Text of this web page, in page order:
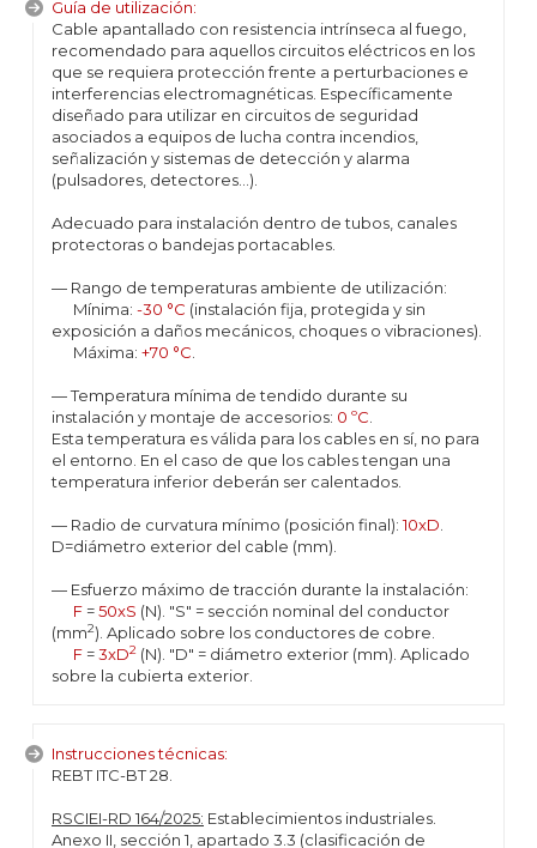
Guía de utilización:
Cable apantallado con resistencia intrínseca al fuego,
recomendado para aquellos circuitos eléctricos en los
que se requiera protección frente a perturbaciones e
interferencias electromagnéticas. Específicamente
diseñado para utilizar en circuitos de seguridad
asociados a equipos de lucha contra incendios,
señalización y sistemas de detección y alarma
(pulsadores, detectores...).
Adecuado para instalación dentro de tubos, canales
protectoras o bandejas portacables.
— Rango de temperaturas ambiente de utilización:
Mínima: -30 °C (instalación fija, protegida y sin
exposición a daños mecánicos, choques o vibraciones).
Máxima: +70 °C
— Temperatura mínima de tendido durante su
instalación y montaje de accesorios: 0 ºC
Esta temperatura es válida para los cables en sí, no para
el entorno. En el caso de que los cables tengan una
temperatura inferior deberán ser calentados.
— Radio de curvatura mínimo (posición final):10xD
D=diámetro exterior del cable (mm).
— Esfuerzo máximo de tracción durante la instalación:
F =50xS (N). "S" = sección nominal del conductor
(mm2). Aplicado sobre los conductores de cobre.
F =3xD2 (N). "D" = diámetro exterior (mm). Aplicado
sobre la cubierta exterior.
Instrucciones técnicas:
REBT ITC-BT 28.
RSCIEI-RD 164/2025: Establecimientos industriales.
Anexo II, sección 1, apartado 3.3 (clasificación de